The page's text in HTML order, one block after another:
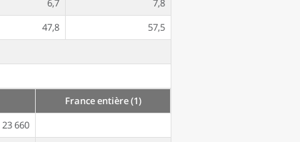
6,7
7,8
47,8
57,5
France entière (1)
23 660